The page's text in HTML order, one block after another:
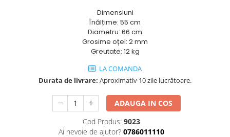
Dimensiuni
Înălțime: 55 cm
Diametru: 66 cm
Grosime oțel: 2 mm
Greutate: 12 kg
LA COMANDA
Durata de livrare: Aproximativ 10 zile lucrătoare.
ADAUGA IN COS
Cod Produs: 9023
Ai nevoie de ajutor? 0786011110